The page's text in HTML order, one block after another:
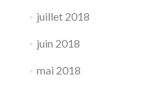
juillet 2018
juin 2018
mai 2018